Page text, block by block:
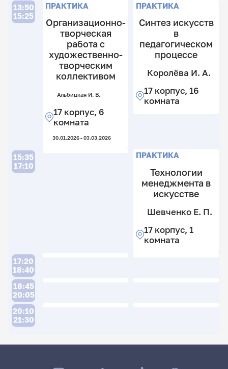
13:50
15:25
ПРАКТИКА
Организационно-
творческая
работа с
художественно-
творческим
коллективом
Альбицкая И. В.
17 корпус, 6
комната
30.01.2026 - 03.03.2026
ПРАКТИКА
Синтез искусств
в
педагогическом
процессе
Королёва И. А.
17 корпус, 16
комната
15:35
17:10
ПРАКТИКА
Технологии
менеджмента в
искусстве
Шевченко Е. П.
17 корпус, 1
комната
17:20
18:40
18:45
20:05
20:10
21:30